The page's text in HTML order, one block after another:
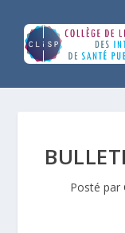
Posté par